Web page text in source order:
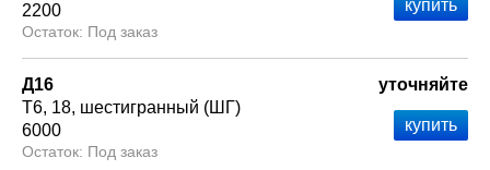
2200
Под заказ
Д16
Т6 18 шестигранный (ШГ)
6000
Под заказ
уточняйте